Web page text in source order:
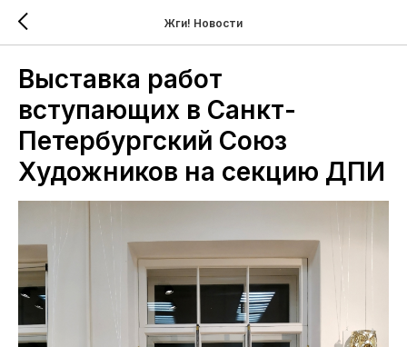
Жги! Новости
Выставка работ
вступающих в Санкт-
Петербургский Союз
Художников на секцию ДПИ